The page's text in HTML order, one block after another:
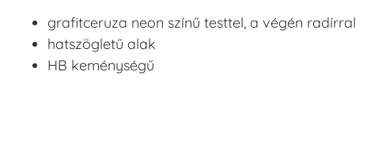
grafitceruza neon színű testtel, a végén radírral
hatszögletű alak
HB keménységű